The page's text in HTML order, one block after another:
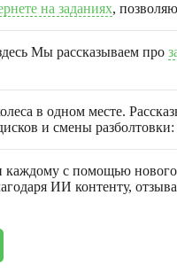
на заданиях,
Мы рассказываем про
в одном месте.
и смены
каждому с помощью
ИИ контенту,